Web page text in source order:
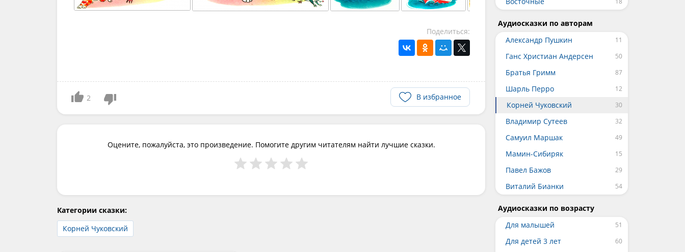
Поделиться:
2 В избранное
Оцените, пожалуйста, это произведение. Помогите другим читателям найти лучшие сказки.
Категории сказки:
Корней Чуковский
Аудиосказки по авторам
Александр Пушкин
Ганс Христиан Андерсен
Братья Гримм
Шарль Перро
Корней Чуковский
Владимир Сутеев
Самуил Маршак
Мамин-Сибиряк
Павел Бажов
Виталий Бианки
Аудиосказки по возрасту
Для малышей
Для детей 3 лет